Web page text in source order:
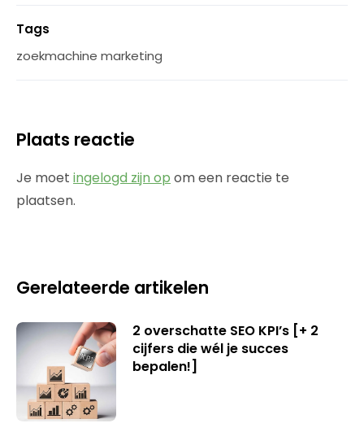
Tags
zoekmachine marketing
Plaats reactie
Je moet ingelogd zijn op om een reactie te
plaatsen.
Gerelateerde artikelen
2 overschatte SEO KPI’s [+ 2
cijfers die wél je succes
bepalen!]